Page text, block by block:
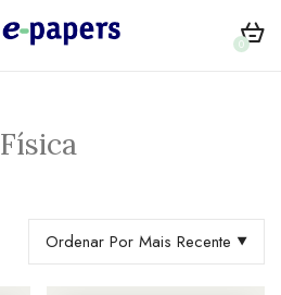
0
Física
Ordenar Por Mais Recente